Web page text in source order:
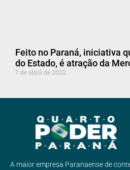
Feito no Paraná, iniciativa
do Estado, é atração da
7 de abril de 2022
A maior empresa Paranaense de